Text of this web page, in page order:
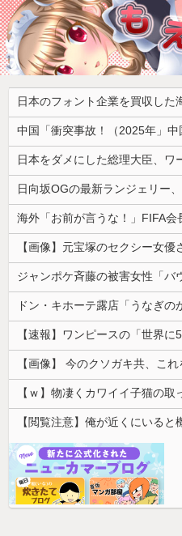
【ｗ】物凄くカワイイ子猫の取
【閲覧注意】俺が近くにいると